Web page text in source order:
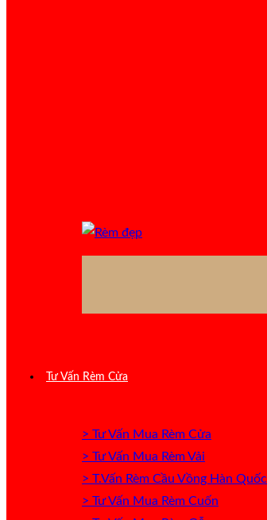
Tư Vấn Rèm Cửa
> Tư Vấn Mua Rèm Cửa
> Tư Vấn Mua Rèm Vải
> T.Vấn Rèm Cầu Vồng Hàn Quốc
> Tư Vấn Mua Rèm Cuốn